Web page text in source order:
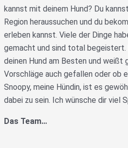
kannst mit deinem Hund? Du
Region heraussuchen und du
erleben kannst. Viele der Dinge
gemacht und sind total begeistert.
deinen Hund am Besten und weißt
Vorschläge auch gefallen oder ob
Snoopy, meine Hündin, ist es
dabei zu sein. Ich wünsche dir viel
Das Team…